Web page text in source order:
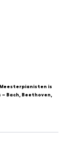
is
– Bach, Beethoven,